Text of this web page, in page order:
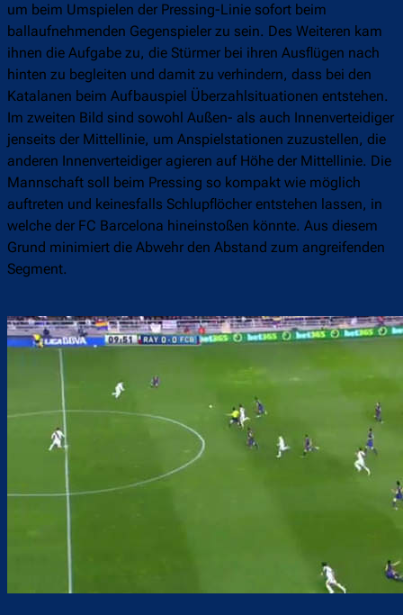
um beim Umspielen der Pressing-Linie sofort beim
ballaufnehmenden Gegenspieler zu sein. Des Weiteren kam
ihnen die Aufgabe zu, die Stürmer bei ihren Ausflügen nach
hinten zu begleiten und damit zu verhindern, dass bei den
Katalanen beim Aufbauspiel Überzahlsituationen entstehen.
Im zweiten Bild sind sowohl Außen- als auch Innenverteidiger
jenseits der Mittellinie, um Anspielstationen zuzustellen, die
anderen Innenverteidiger agieren auf Höhe der Mittellinie. Die
Mannschaft soll beim Pressing so kompakt wie möglich
auftreten und keinesfalls Schlupflöcher entstehen lassen, in
welche der FC Barcelona hineinstoßen könnte. Aus diesem
Grund minimiert die Abwehr den Abstand zum angreifenden
Segment.